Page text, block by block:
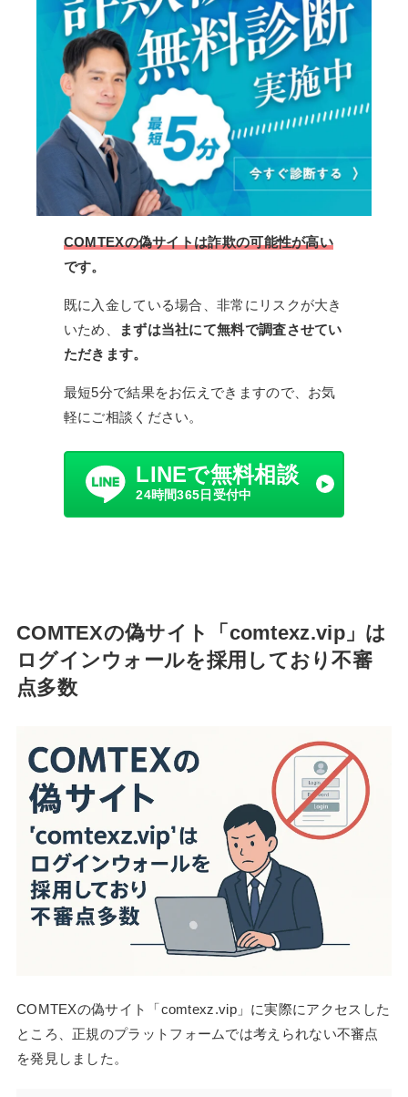
COMTEXの偽サイトは詐欺の可能性が高い
です。
既に入金している場合、非常にリスクが大き
いため、
まずは当社にて無料で調査させてい
ただきます。
最短5分で結果をお伝えできますので、お気
軽にご相談ください。
LINEで無料相談
24時間365日受付中
COMTEXの偽サイト「comtexz.vip」は
ログインウォールを採用しており不審
点多数
COMTEXの偽サイト「comtexz.vip」に実際にアクセスした
ところ、正規のプラットフォームでは考えられない不審点
を発見しました。